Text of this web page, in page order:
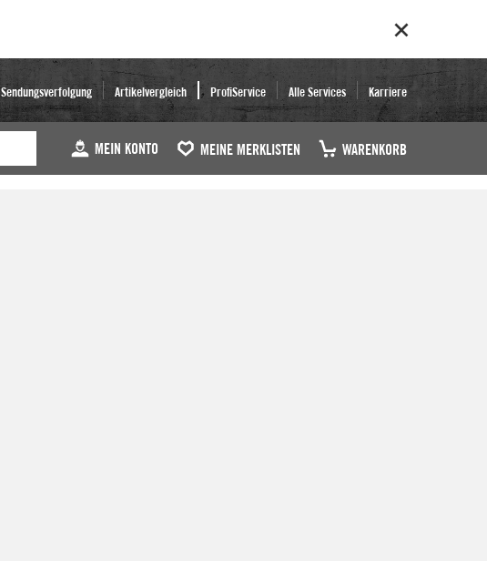
Sendungsverfolgung Artikelvergleich ProfiService Alle Services Karriere
MEIN KONTO MEINE MERKLISTEN WARENKORB